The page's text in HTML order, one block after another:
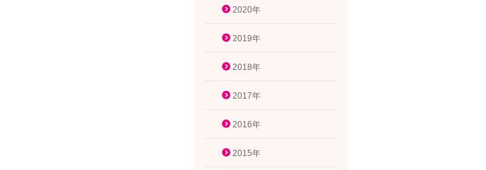
2020年
2019年
2018年
2017年
2016年
2015年